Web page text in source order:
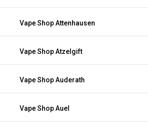
Vape Shop Attenhausen
Vape Shop Atzelgift
Vape Shop Auderath
Vape Shop Auel